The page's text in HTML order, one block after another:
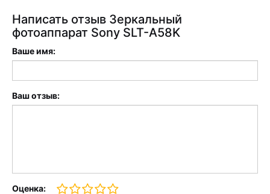
Написать отзыв Зеркальный
фотоаппарат Sony SLT-A58K
Ваше имя:
Ваш отзыв:
Оценка: